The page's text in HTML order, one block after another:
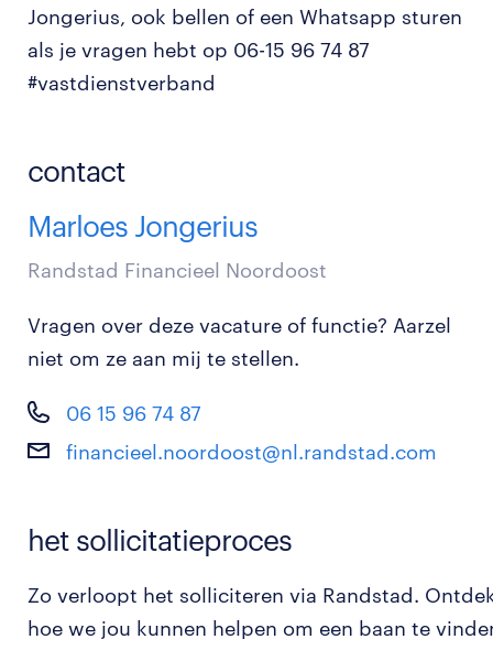
Jongerius, ook bellen of een Whatsapp sturen
als je vragen hebt op 06-15 96 74 87
#vastdienstverband
contact
Marloes Jongerius
Randstad Financieel Noordoost
Vragen over deze vacature of functie? Aarzel
niet om ze aan mij te stellen.
06 15 96 74 87
financieel.noordoost@nl.randstad.com
het sollicitatieproces
Zo verloopt het solliciteren via Randstad.
hoe we jou kunnen helpen om een baan te